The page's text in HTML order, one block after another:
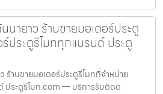
ายาว ร้านขายมอเตอร์ประตู
ประตูรีโมททุกแบรนด์ ประตู
านขายมอเตอร์ประตูรีโมทที่จำหน่าย
ประตูรีโมท.com — บริการรับติดต